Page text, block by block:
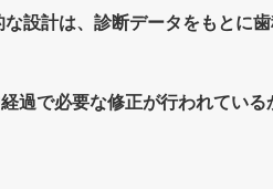
な設計は、診断データをもとに
過で必要な修正が行われている